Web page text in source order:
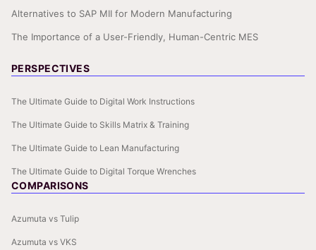
Alternatives to SAP MII for Modern Manufacturing
The Importance of a User-Friendly, Human-Centric MES
PERSPECTIVES
The Ultimate Guide to Digital Work Instructions
The Ultimate Guide to Skills Matrix & Training
The Ultimate Guide to Lean Manufacturing
The Ultimate Guide to Digital Torque Wrenches
COMPARISONS
Azumuta vs Tulip
Azumuta vs VKS